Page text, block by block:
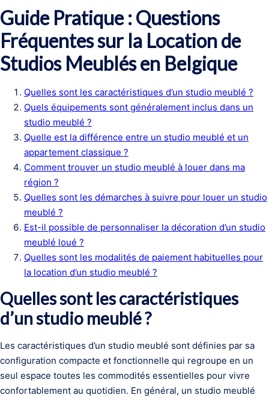
Guide Pratique : Questions
Fréquentes sur la Location de
Studios Meublés en Belgique
Quelles sont les caractéristiques d’un studio meublé ?
Quels équipements sont généralement inclus dans un
studio meublé ?
Quelle est la différence entre un studio meublé et un
appartement classique ?
Comment trouver un studio meublé à louer dans ma
région ?
Quelles sont les démarches à suivre pour louer un studio
meublé ?
Est-il possible de personnaliser la décoration d’un studio
meublé loué ?
Quelles sont les modalités de paiement habituelles pour
la location d’un studio meublé ?
Quelles sont les caractéristiques
d’un studio meublé ?
Les caractéristiques d’un studio meublé sont définies par sa
configuration compacte et fonctionnelle qui regroupe en un
seul espace toutes les commodités essentielles pour vivre
confortablement au quotidien. En général, un studio meublé